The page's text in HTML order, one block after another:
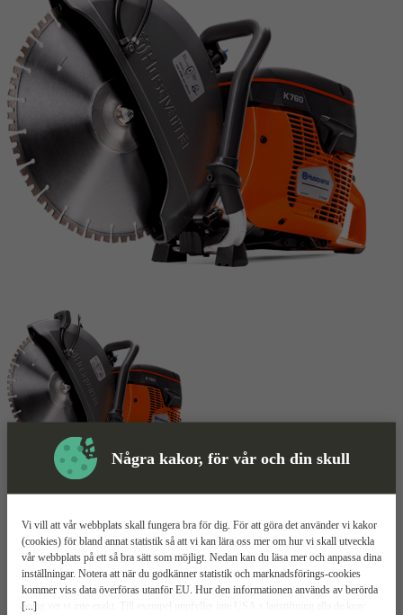
Några kakor, för vår och din skull
[...]
Vi vill att vår webbplats skall fungera bra för dig. För att göra det använder vi kakor
(cookies) för bland annat statistik så att vi kan lära oss mer om hur vi skall utveckla
vår webbplats på ett så bra sätt som möjligt. Nedan kan du läsa mer och anpassa dina
inställningar. Notera att när du godkänner statistik och marknadsförings-cookies
kommer viss data överföras utanför EU. Hur den informationen används av berörda
bolag vet vi inte exakt. Till exempel uppfyller inte USA:s lagstiftning alla de krav
Motorkap Mer information